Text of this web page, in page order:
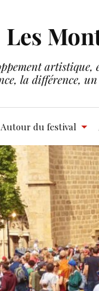
Les
la différence,
Autour du festival